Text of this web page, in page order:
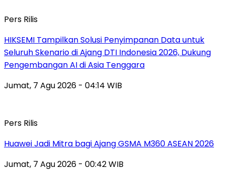
Pers Rilis
HIKSEMI Tampilkan Solusi Penyimpanan Data untuk
Seluruh Skenario di Ajang DTI Indonesia 2026, Dukung
Pengembangan AI di Asia Tenggara
Jumat, 7 Agu 2026 - 04:14 WIB
Pers Rilis
Huawei Jadi Mitra bagi Ajang GSMA M360 ASEAN 2026
Jumat, 7 Agu 2026 - 00:42 WIB